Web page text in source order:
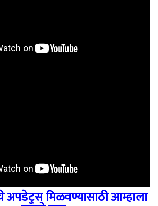
अपडेट्स मिळवण्यासाठी आम्हाला